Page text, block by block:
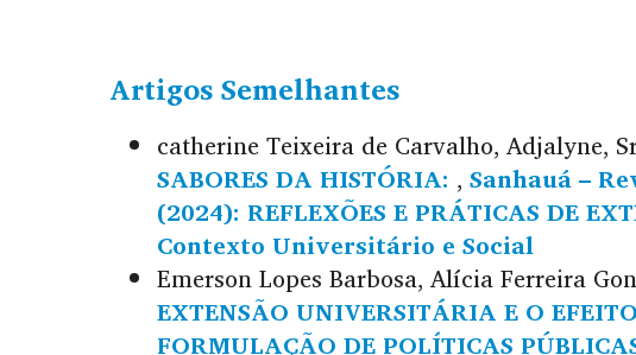
Artigos Semelhantes
catherine Teixeira de Carvalho, Adjalyne,
SABORES DA HISTÓRIA: , Sanhauá –
(2024): REFLEXÕES E PRÁTICAS DE
Contexto Universitário e Social
Emerson Lopes Barbosa, Alícia Ferreira
EXTENSÃO UNIVERSITÁRIA E O
FORMULAÇÃO DE POLÍTICAS